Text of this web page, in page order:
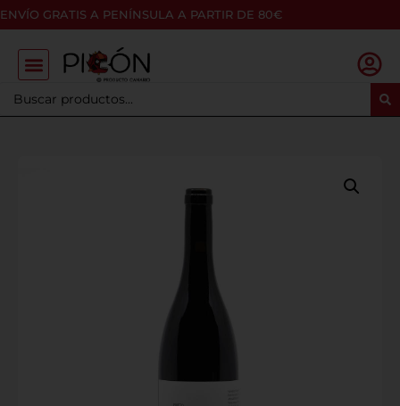
ENVÍO GRATIS A PENÍNSULA A PARTIR DE 80€